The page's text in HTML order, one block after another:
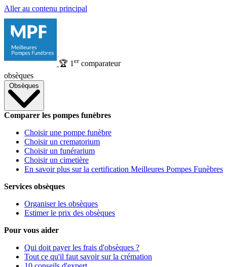
Aller au contenu principal
🏆 1 ercomparateur
obsèques
Obsèques
Comparer les pompes funèbres
Choisir une pompe funèbre
Choisir un crematorium
Choisir un funérarium
Choisir un cimetière
En savoir plus sur la certification Meilleures Pompes Funèbres
Services obsèques
Organiser les obsèques
Estimer le prix des obsèques
Pour vous aider
Qui doit payer les frais d'obsèques ?
Tout ce qu'il faut savoir sur la crémation